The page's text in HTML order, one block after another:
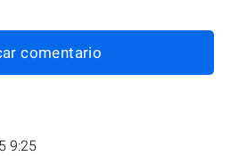
comentario
9:25